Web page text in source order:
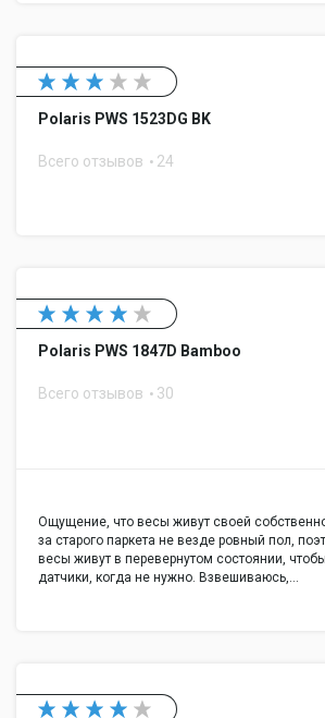
Polaris PWS 1523DG BK
Всего отзывов 24
Polaris PWS 1847D Bamboo
Всего отзывов 30
Ощущение, что весы живут своей
за старого паркета не везде ровный пол,
весы живут в перевернутом состоянии,
датчики, когда не нужно. Взвешиваюсь,…